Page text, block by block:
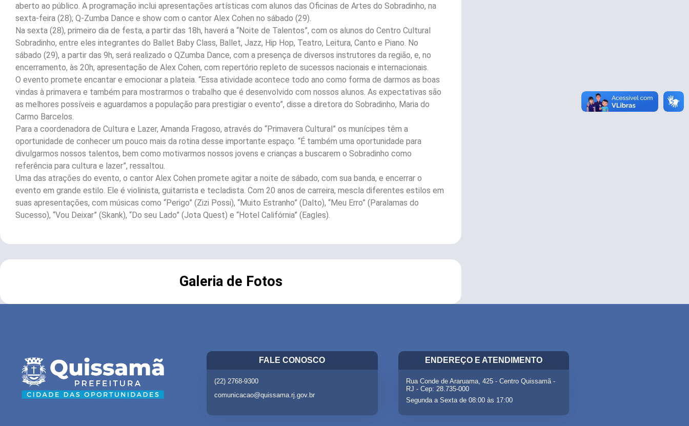
aberto ao público. A programação inclui apresentações artísticas com alunos das Oficinas de Artes do Sobradinho, na
sexta-feira (28); Q-Zumba Dance e show com o cantor Alex Cohen no sábado (29).
Na sexta (28), primeiro dia de festa, a partir das 18h, haverá a “Noite de Talentos”, com os alunos do Centro Cultural
Sobradinho, entre eles integrantes do Ballet Baby Class, Ballet, Jazz, Hip Hop, Teatro, Leitura, Canto e Piano. No
sábado (29), a partir das 9h, será realizado o QZumba Dance, com a presença de diversos instrutores da região, e, no
encerramento, às 20h, apresentação de Alex Cohen, com repertório repleto de sucessos nacionais e internacionais.
O evento promete encantar e emocionar a plateia. “Essa atividade acontece todo ano como forma de darmos as boas
vindas à primavera e também para mostrarmos o trabalho que é desenvolvido com nossos alunos. As expectativas são
as melhores possíveis e aguardamos a população para prestigiar o evento”, disse a diretora do Sobradinho, Maria do
Carmo Barcelos.
Para a coordenadora de Cultura e Lazer, Amanda Fragoso, através do “Primavera Cultural” os munícipes têm a
oportunidade de conhecer um pouco mais da rotina desse importante espaço. “É também uma oportunidade para
divulgarmos nossos talentos, bem como motivarmos nossos jovens e crianças a buscarem o Sobradinho como
referência para cultura e lazer”, ressaltou.
Uma das atrações do evento, o cantor Alex Cohen promete agitar a noite de sábado, com sua banda, e encerrar o
evento em grande estilo. Ele é violinista, guitarrista e tecladista. Com 20 anos de carreira, mescla diferentes estilos em
suas apresentações, com músicas como “Perigo” (Zizi Possi), “Muito Estranho” (Dalto), “Meu Erro” (Paralamas do
Sucesso), “Vou Deixar” (Skank), “Do seu Lado” (Jota Quest) e “Hotel Califórnia” (Eagles).
Galeria de Fotos
FALE CONOSCO
(22) 2768-9300
comunicacao@quissama.rj.gov.br
ENDEREÇO E ATENDIMENTO
Rua Conde de Araruama, 425 - Centro Quissamã -
RJ - Cep: 28.735-000
Segunda a Sexta de 08:00 às 17:00